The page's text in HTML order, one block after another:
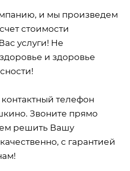
и мы произведем
стоимости
услуги! Не
и здоровье
контактный телефон
Звоните прямо
решить Вашу
с гарантией